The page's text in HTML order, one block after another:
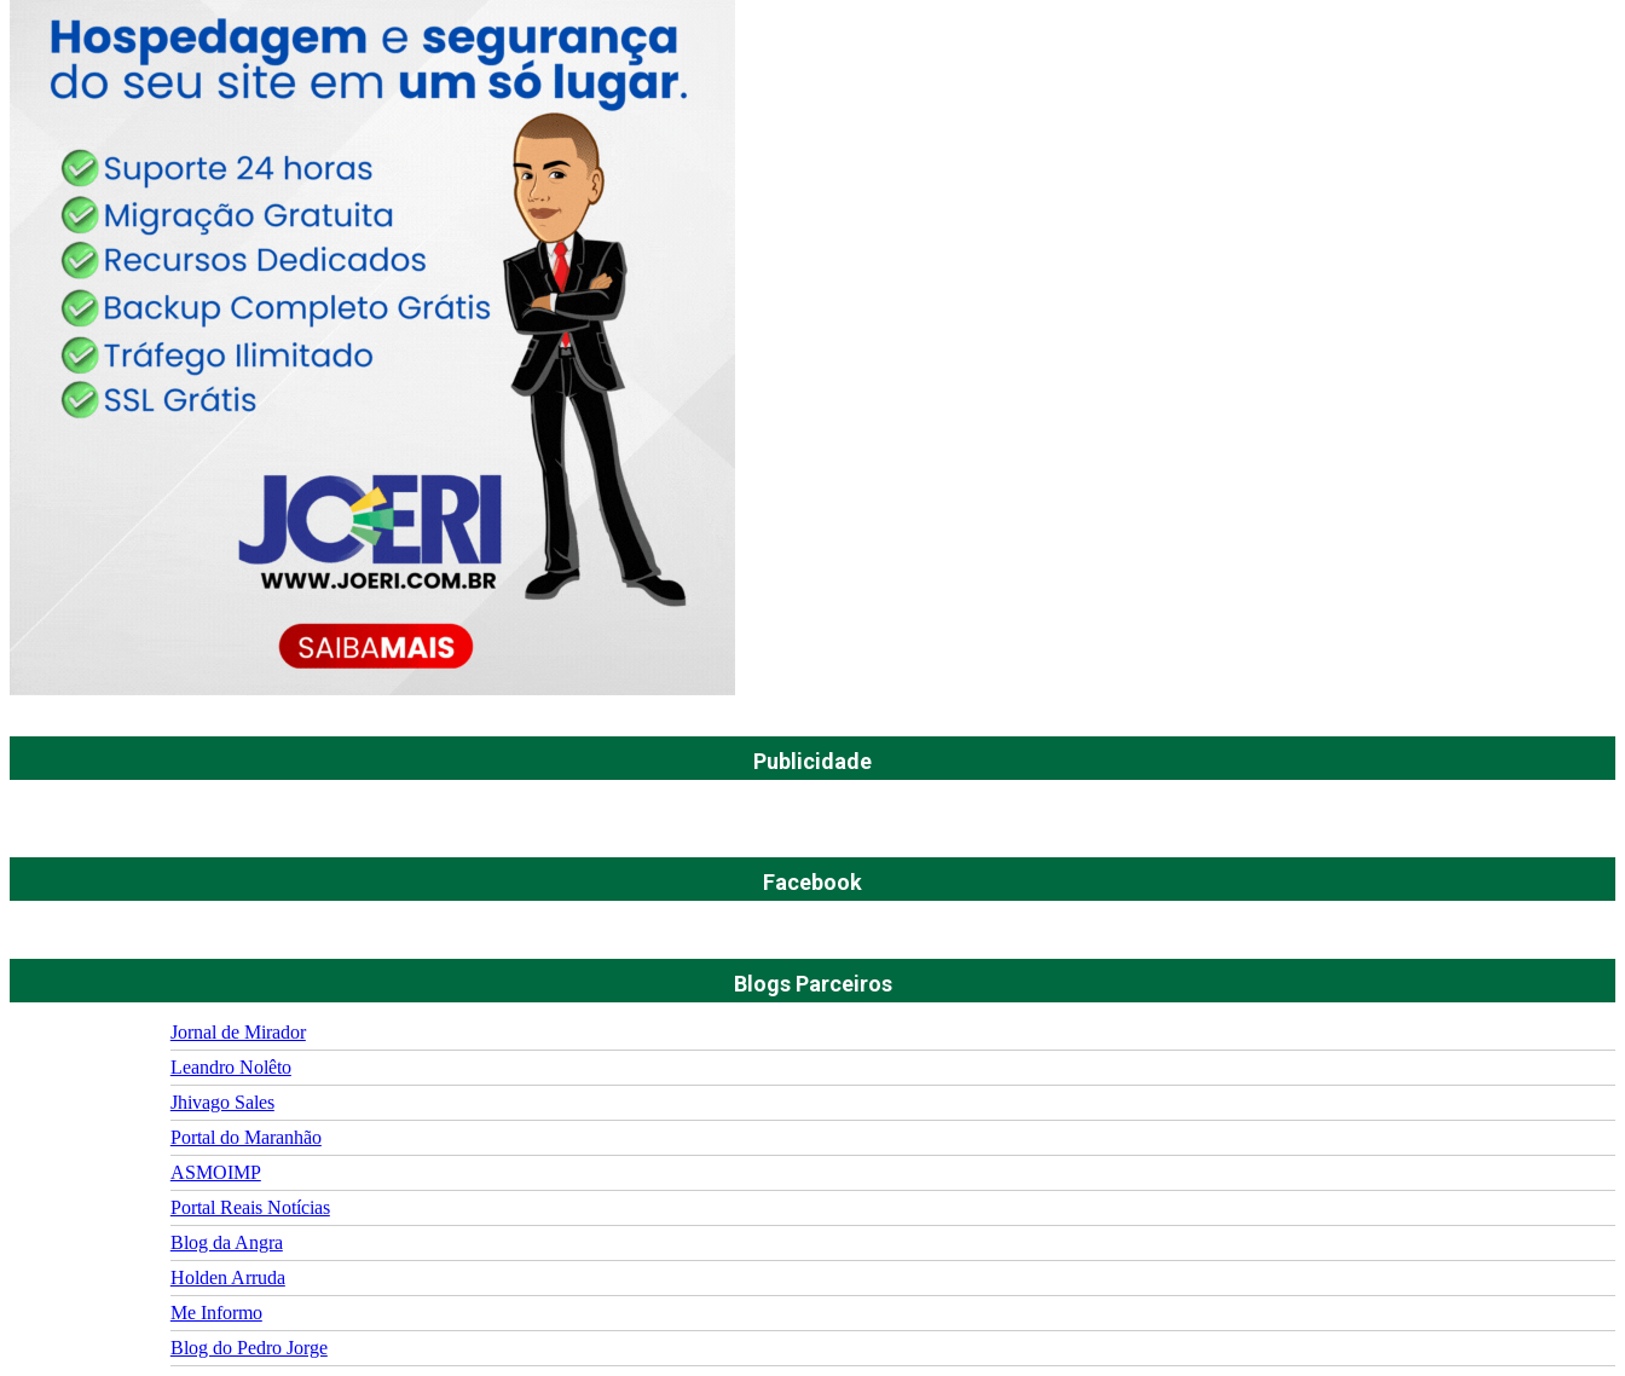
Publicidade
Facebook
Blogs Parceiros
Jornal de Mirador
Leandro Nolêto
Jhivago Sales
Portal do Maranhão
ASMOIMP
Portal Reais Notí­cias
Blog da Angra
Holden Arruda
Me Informo
Blog do Pedro Jorge